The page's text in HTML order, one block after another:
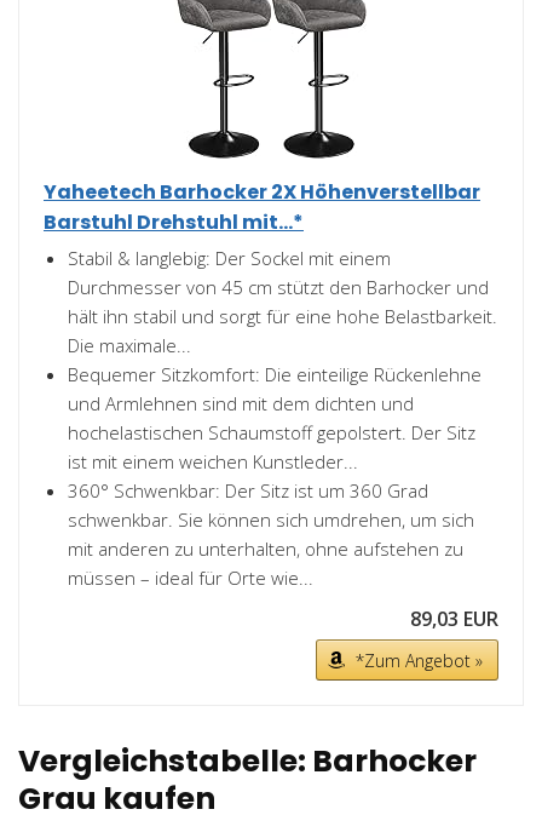
Yaheetech Barhocker 2X Höhenverstellbar
Barstuhl Drehstuhl mit...*
Stabil & langlebig: Der Sockel mit einem
Durchmesser von 45 cm stützt den Barhocker und
hält ihn stabil und sorgt für eine hohe Belastbarkeit.
Die maximale...
Bequemer Sitzkomfort: Die einteilige Rückenlehne
und Armlehnen sind mit dem dichten und
hochelastischen Schaumstoff gepolstert. Der Sitz
ist mit einem weichen Kunstleder...
360° Schwenkbar: Der Sitz ist um 360 Grad
schwenkbar. Sie können sich umdrehen, um sich
mit anderen zu unterhalten, ohne aufstehen zu
müssen – ideal für Orte wie...
89,03 EUR
*Zum Angebot »
Vergleichstabelle: Barhocker
Grau kaufen